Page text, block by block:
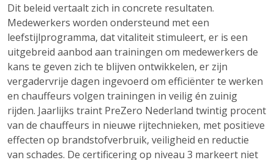
Dit beleid vertaalt zich in concrete resultaten.
Medewerkers worden ondersteund met een
leefstijlprogramma, dat vitaliteit stimuleert, er is een
uitgebreid aanbod aan trainingen om medewerkers de
kans te geven zich te blijven ontwikkelen, er zijn
vergadervrije dagen ingevoerd om efficiënter te werken
en chauffeurs volgen trainingen in veilig én zuinig
rijden. Jaarlijks traint PreZero Nederland twintig procent
van de chauffeurs in nieuwe rijtechnieken, met positieve
effecten op brandstofverbruik, veiligheid en reductie
van schades. De certificering op niveau 3 markeert niet